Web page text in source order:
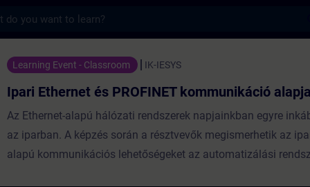
és PROFINET kommunikáció alapjai
Learning Event - Classroom IK-IESYS
Ipari Ethernet és PROFINET kommunikáció
Az Ethernet-alapú hálózati rendszerek napjainkban egyre
az iparban. A képzés során a résztvevők megismerhetik az
alapú kommunikációs lehetőségeket az automatizálási